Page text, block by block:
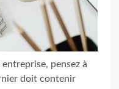
pensez à
doit contenir